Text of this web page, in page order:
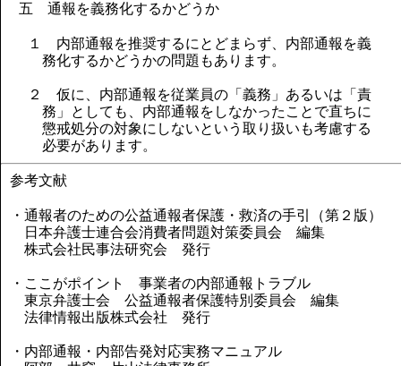
五 通報を義務化するかどうか
１ 内部通報を推奨するにとどまらず、内部通報を義
務化するかどうかの問題もあります。
２ 仮に、内部通報を従業員の「義務」あるいは「責
務」としても、内部通報をしなかったことで直ちに
懲戒処分の対象にしないという取り扱いも考慮する
必要があります。
参考文献
・通報者のための公益通報者保護・救済の手引（第２版）
日本弁護士連合会消費者問題対策委員会 編集
株式会社民事法研究会 発行
・ここがポイント 事業者の内部通報トラブル
東京弁護士会 公益通報者保護特別委員会 編集
法律情報出版株式会社 発行
・内部通報・内部告発対応実務マニュアル